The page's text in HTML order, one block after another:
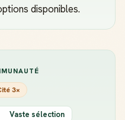
disponibles.
3×
Vaste sélection